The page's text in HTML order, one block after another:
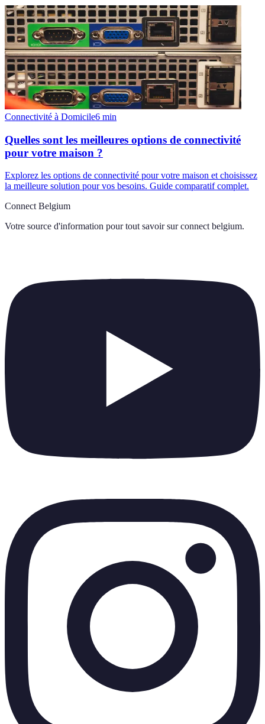
Connectivité à Domicile6 min
Quelles sont les meilleures options de connectivité
pour votre maison ?
Explorez les options de connectivité pour votre maison et choisissez
la meilleure solution pour vos besoins. Guide comparatif complet.
Connect Belgium
Votre source d'information pour tout savoir sur connect belgium.